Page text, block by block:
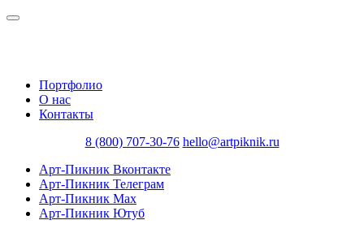
Портфолио
О нас
Контакты
8 (800) 707-30-76 hello@artpiknik.ru
Арт-Пикник Вконтакте
Арт-Пикник Телеграм
Арт-Пикник Max
Арт-Пикник Ютуб